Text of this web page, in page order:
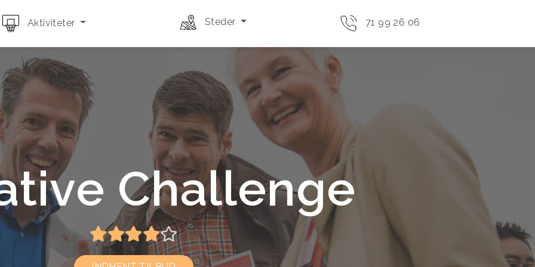
Aktiviteter Steder 71 99 26 06
Challenge